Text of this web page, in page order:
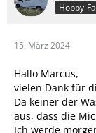
Hobby-
15. März 2024
Hallo Marcus,
vielen Dank für
Da keiner der
aus, dass die
Ich werde